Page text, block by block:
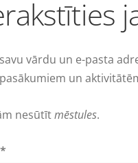
vārdu un e-pasta
un
nesūtītmēstules.
*